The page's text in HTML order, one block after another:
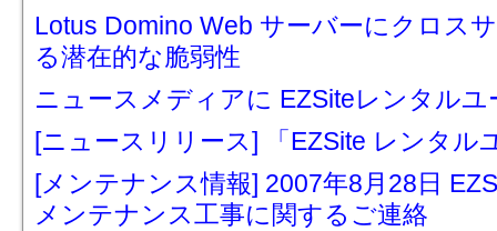
Lotus Domino Web サーバーにクロス
る潜在的な脆弱性
ニュースメディアに EZSiteレンタル
[ニュースリリース] 「EZSite レンタル
[メンテナンス情報] 2007年8月28日
メンテナンス工事に関するご連絡